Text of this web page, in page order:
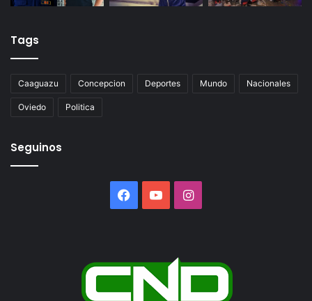
Tags
Caaguazu Concepcion Deportes Mundo Nacionales
Oviedo Politica
Seguinos
Facebook
YouTubeInstagram